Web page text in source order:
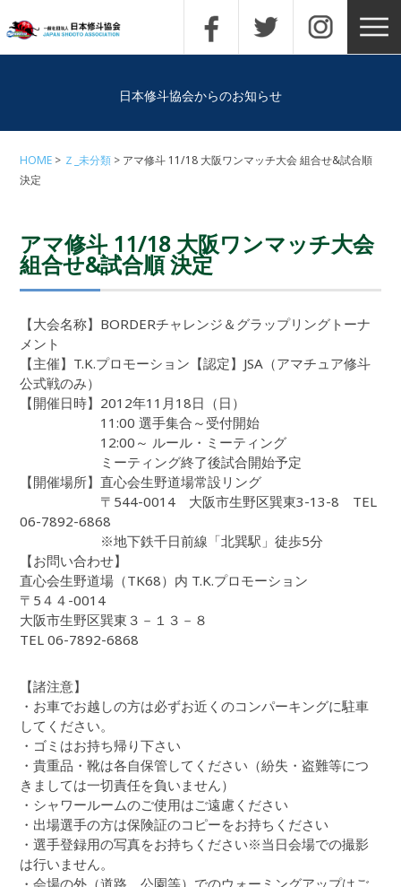
日本修斗協会からのお知らせ
HOME Ｚ_未分類
アマ修斗 11/18 大阪ワンマッチ大会 組合せ&試合順
決定
アマ修斗 11/18 大阪ワンマッチ大会
組合せ&試合順 決定
【大会名称】BORDERチャレンジ＆グラップリングトーナ
メント
【主催】T.K.プロモーション【認定】JSA（アマチュア修斗
公式戦のみ）
【開催日時】2012年11月18日（日）
11:00 選手集合～受付開始
12:00～ ルール・ミーティング
ミーティング終了後試合開始予定
【開催場所】直心会生野道場常設リング
〒544-0014 大阪市生野区巽東3-13-8 TEL
06-7892-6868
※地下鉄千日前線「北巽駅」徒歩5分
【お問い合わせ】
直心会生野道場（TK68）内 T.K.プロモーション
〒5４４-0014
大阪市生野区巽東３－１３－８
TEL 06-7892-6868
【諸注意】
・お車でお越しの方は必ずお近くのコンパーキングに駐車
してください。
・ゴミはお持ち帰り下さい
・貴重品・靴は各自保管してください（紛失・盗難等につ
きましては一切責任を負いません）
・シャワールームのご使用はご遠慮ください
・出場選手の方は保険証のコピーをお持ちください
・選手登録用の写真をお持ちください※当日会場での撮影
は行いません。